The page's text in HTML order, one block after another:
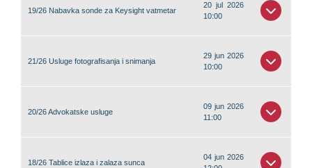
19/26 Nabavka sonde za Keysight vatmetar
20 jul 2026
10:00
21/26 Usluge fotografisanja i snimanja
29 jun 2026
10:00
20/26 Advokatske usluge
09 jun 2026
11:00
18/26 Tablice izlaza i zalaza sunca
04 jun 2026